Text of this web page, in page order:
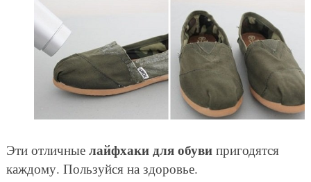
Эти отличные лайфхаки для обувипригодятся
каждому. Пользуйся на здоровье.